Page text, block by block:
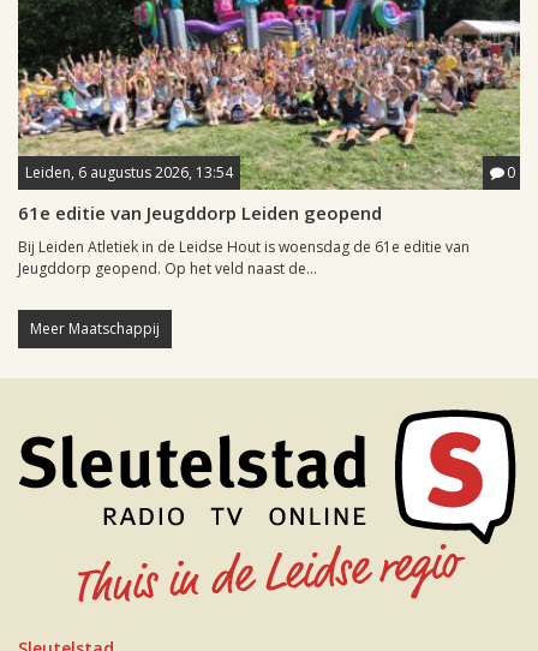
Leiden, 6 augustus 2026, 13:54 0
61e editie van Jeugddorp Leiden geopend
Bij Leiden Atletiek in de Leidse Hout is woensdag de 61e editie van
Jeugddorp geopend. Op het veld naast de...
Meer Maatschappij